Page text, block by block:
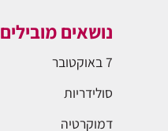
נושאים מובילים
7 באוקטובר
סולידריות
דמוקרטיה